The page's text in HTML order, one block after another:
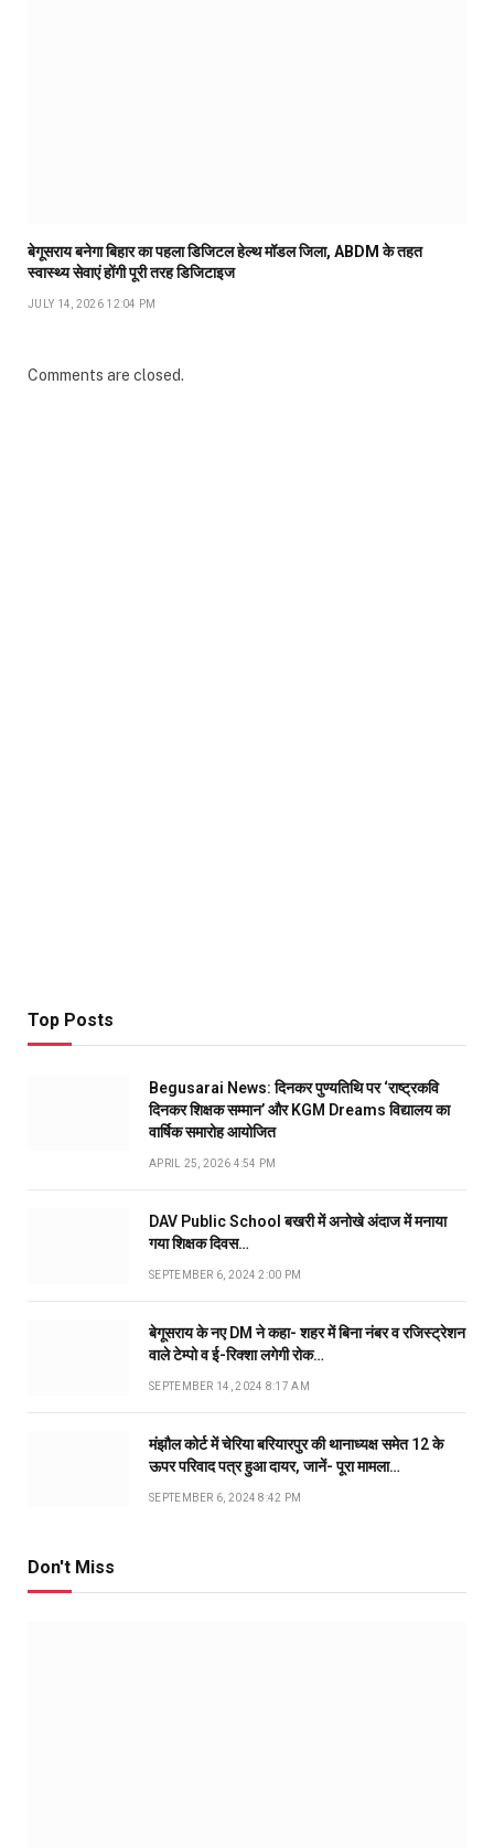
बेगूसराय बनेगा बिहार का पहला डिजिटल हेल्थ मॉडल जिला, ABDM के तहत
स्वास्थ्य सेवाएं होंगी पूरी तरह डिजिटाइज
JULY 14, 2026 12:04 PM
Comments are closed.
Top Posts
Begusarai News: दिनकर पुण्यतिथि पर ‘राष्ट्रकवि
दिनकर शिक्षक सम्मान’ और KGM Dreams विद्यालय का
वार्षिक समारोह आयोजित
APRIL 25, 2026 4:54 PM
DAV Public School बखरी में अनोखे अंदाज में मनाया
गया शिक्षक दिवस…
SEPTEMBER 6, 2024 2:00 PM
बेगूसराय के नए DM ने कहा- शहर में बिना नंबर व रजिस्ट्रेशन
वाले टेम्पो व ई-रिक्शा लगेगी रोक…
SEPTEMBER 14, 2024 8:17 AM
मंझौल कोर्ट में चेरिया बरियारपुर की थानाध्यक्ष समेत 12 के
ऊपर परिवाद पत्र हुआ दायर, जानें- पूरा मामला…
SEPTEMBER 6, 2024 8:42 PM
Don't Miss